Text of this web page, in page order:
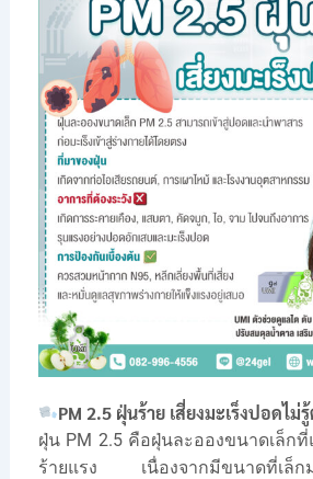
PM 2.5 ฝุ่นร้าย เสี่ยงมะเร็งปอดไม่
ฝุ่น PM 2.5 คือฝุ่นละอองขนาดเล็กที่
ร้ายแรง เนื่องจากมีขนาดที่เล็กม